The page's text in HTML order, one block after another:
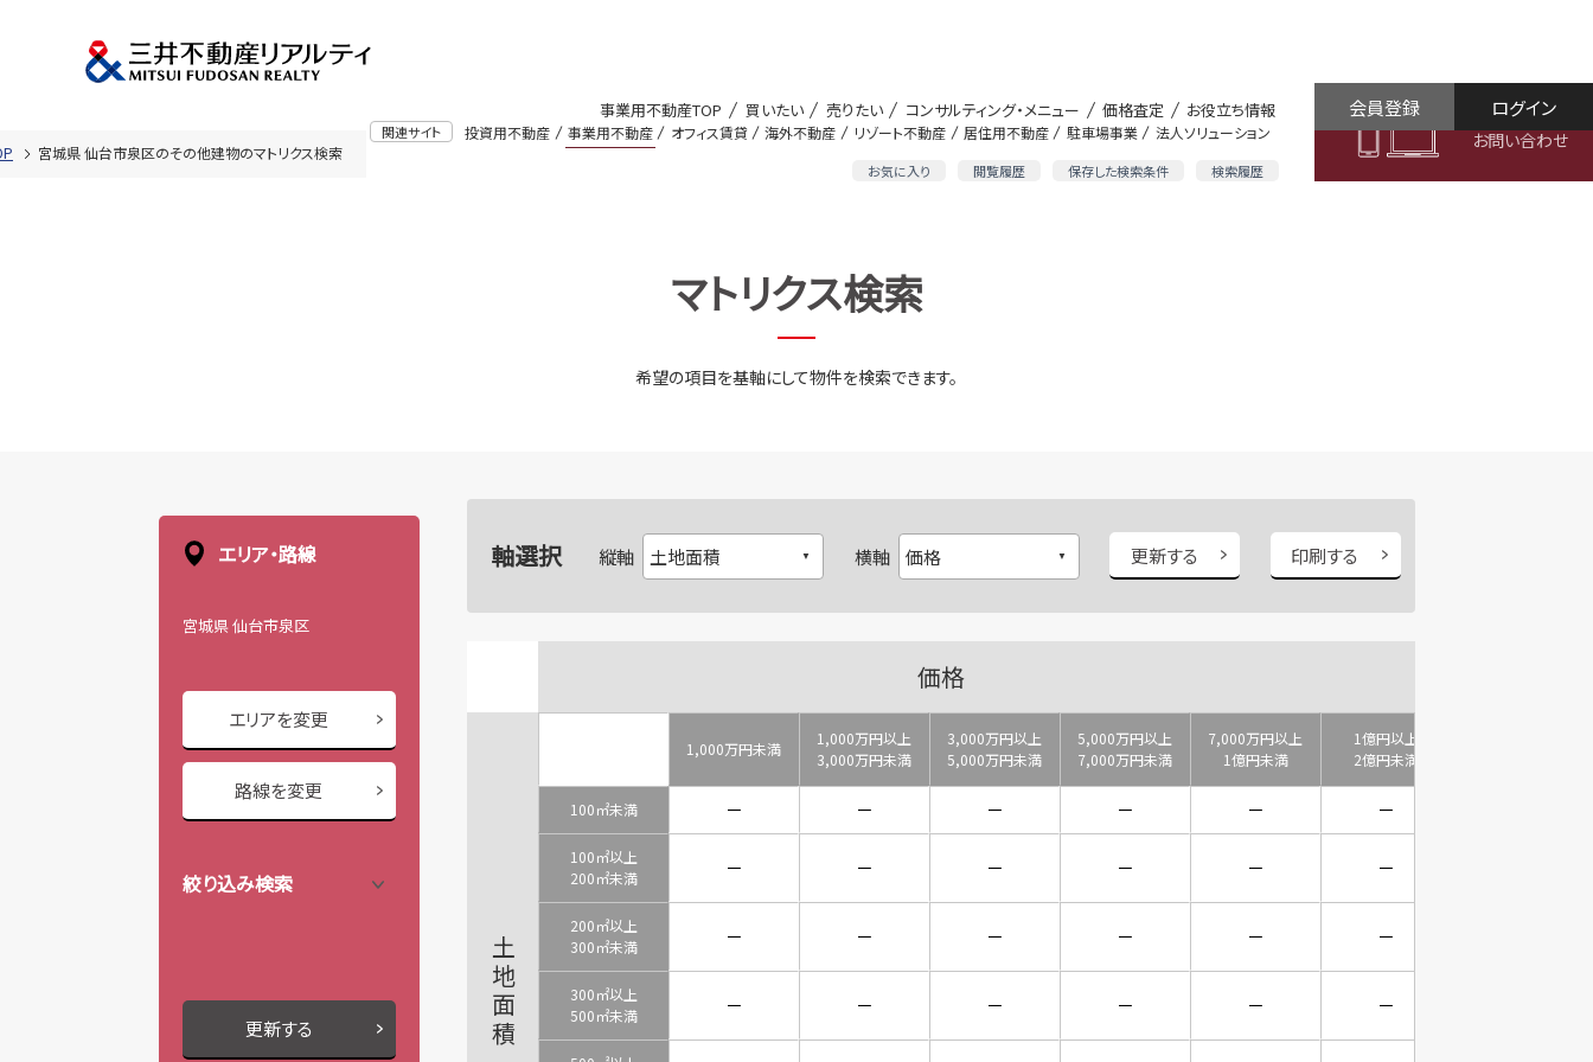
関連サイト 投資用不動産 事業用不動産 オフィス賃貸 海外不動産 リゾート不動産 居住用不動産 駐車場事業 法人ソリューション
お気に入り 閲覧履歴 保存した検索条件 検索履歴
事業用不動産TOP 買いたい 売りたい コンサルティング・メニュー 価格査定 お役立ち情報
お問い合わせ
ログイン
会員登録
宮城県 仙台市泉区のその他建物のマトリクス検索
マトリクス検索
希望の項目を基軸にして物件を検索できます。
エリア・路線
宮城県 仙台市泉区
エリアを変更
路線を変更
絞り込み検索
更新する
軸選択 縦軸 横軸 更新する 印刷する
価格
土地面積
1,000万円未満
1,000万円以上
3,000万円未満
3,000万円以上
5,000万円未満
5,000万円以上
7,000万円未満
7,000万円以上
1億円未満
1億円以上
2億円未満
100㎡未満 － － － － － －
100㎡以上
200㎡未満
－ － － － － －
200㎡以上
300㎡未満
－ － － － － －
300㎡以上
500㎡未満
－ － － － － －